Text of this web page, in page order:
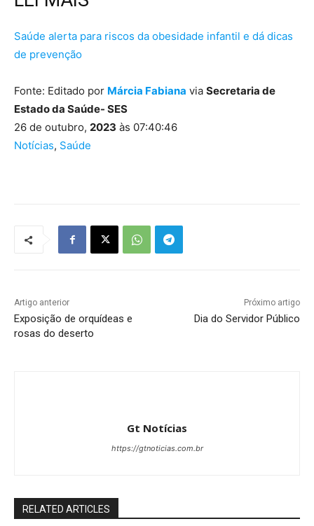
Saúde alerta para riscos da obesidade infantil e dá dicas
de prevenção
Fonte: Editado por Márcia Fabiana via Secretaria de
Estado da Saúde- SES
26 de outubro, 2023 às 07:40:46
Notícias, Saúde
Artigo anterior
Exposição de orquídeas e
rosas do deserto
Próximo artigo
Dia do Servidor Público
Gt Notícias
https://gtnoticias.com.br
RELATED ARTICLES